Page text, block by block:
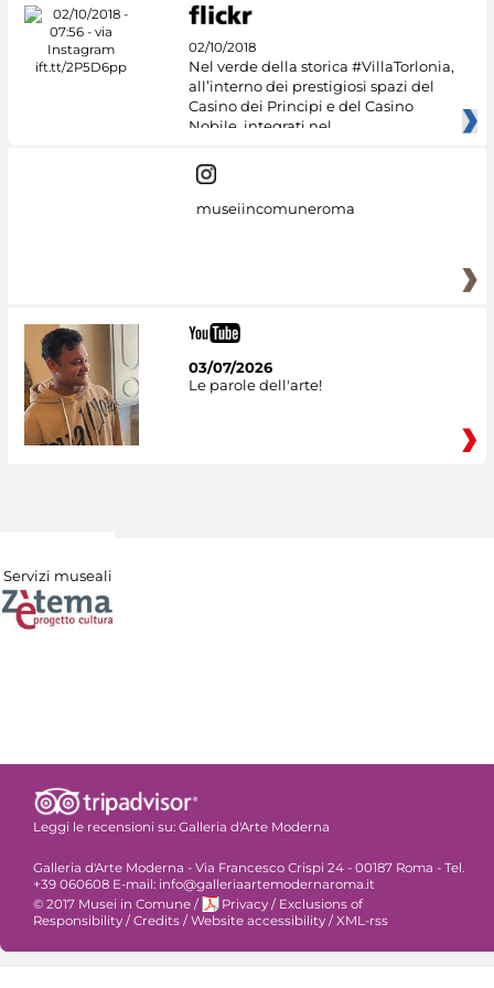
02/10/2018
Nel verde della storica #VillaTorlonia,
all’interno dei prestigiosi spazi del
Casino dei Principi e del Casino
Nobile, integrati nel
museiincomuneroma
03/07/2026
Le parole dell'arte!
Servizi museali
Leggi le recensioni su: Galleria d'Arte Moderna
Galleria d'Arte Moderna - Via Francesco Crispi 24 - 00187 Roma - Tel.
+39 060608 E-mail: info@galleriaartemodernaroma.it
© 2017 Musei in Comune / Privacy / Exclusions of
Responsibility /Credits /Website accessibility /XML-rss